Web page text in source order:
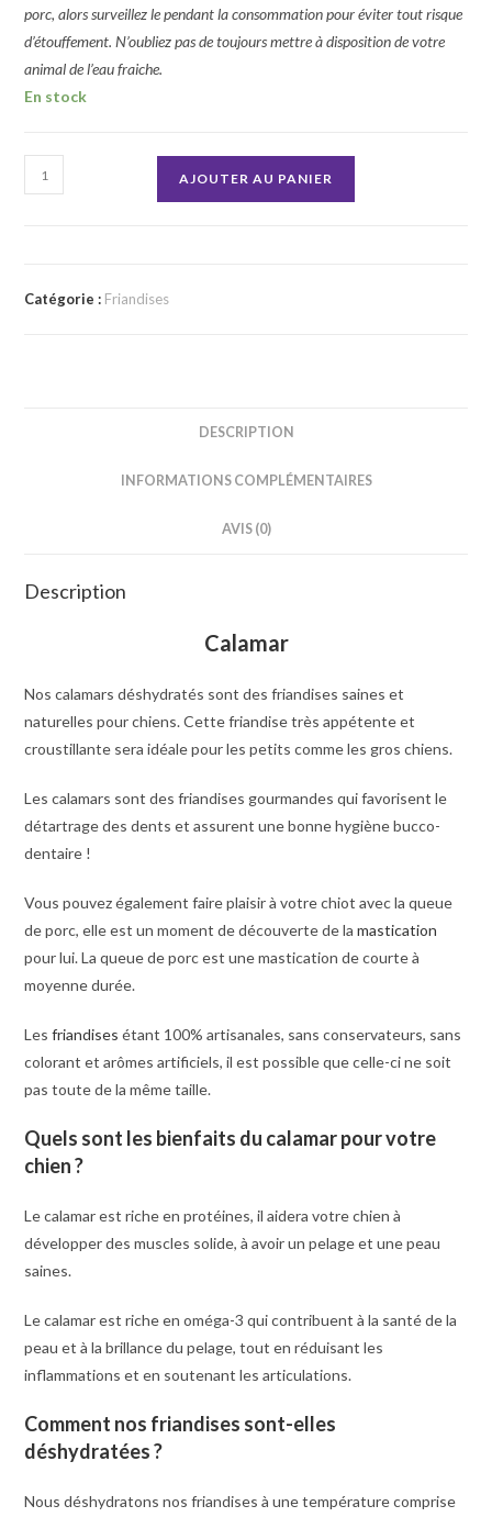
porc, alors surveillez le pendant la consommation pour éviter tout risque
d’étouffement. N’oubliez pas de toujours mettre à disposition de votre
animal de l’eau fraiche.
En stock
quantité
de
AJOUTER AU PANIER
Catégorie : Friandises
DESCRIPTION
INFORMATIONS COMPLÉMENTAIRES
AVIS (0)
Description
Calamar
Nos calamars déshydratés sont des friandises saines et
naturelles pour chiens. Cette friandise très appétente et
croustillante sera idéale pour les petits comme les gros chiens.
Les calamars sont des friandises gourmandes qui favorisent le
détartrage des dents et assurent une bonne hygiène bucco-
dentaire !
Vous pouvez également faire plaisir à votre chiot avec la queue
de porc, elle est un moment de découverte de lamastication
pour lui. La queue de porc est une mastication de courte à
moyenne durée.
Lesfriandises étant 100% artisanales, sans conservateurs, sans
colorant et arômes artificiels, il est possible que celle-ci ne soit
pas toute de la même taille.
Quels sont les bienfaits du calamar pour votre
chien ?
Le calamar est riche en protéines, il aidera votre chien à
développer des muscles solide, à avoir un pelage et une peau
saines.
Le calamar est riche en oméga-3 qui contribuent à la santé de la
peau et à la brillance du pelage, tout en réduisant les
inflammations et en soutenant les articulations​.
Comment nos friandises sont-elles
déshydratées ?
Nous déshydratons nos friandises à une température comprise